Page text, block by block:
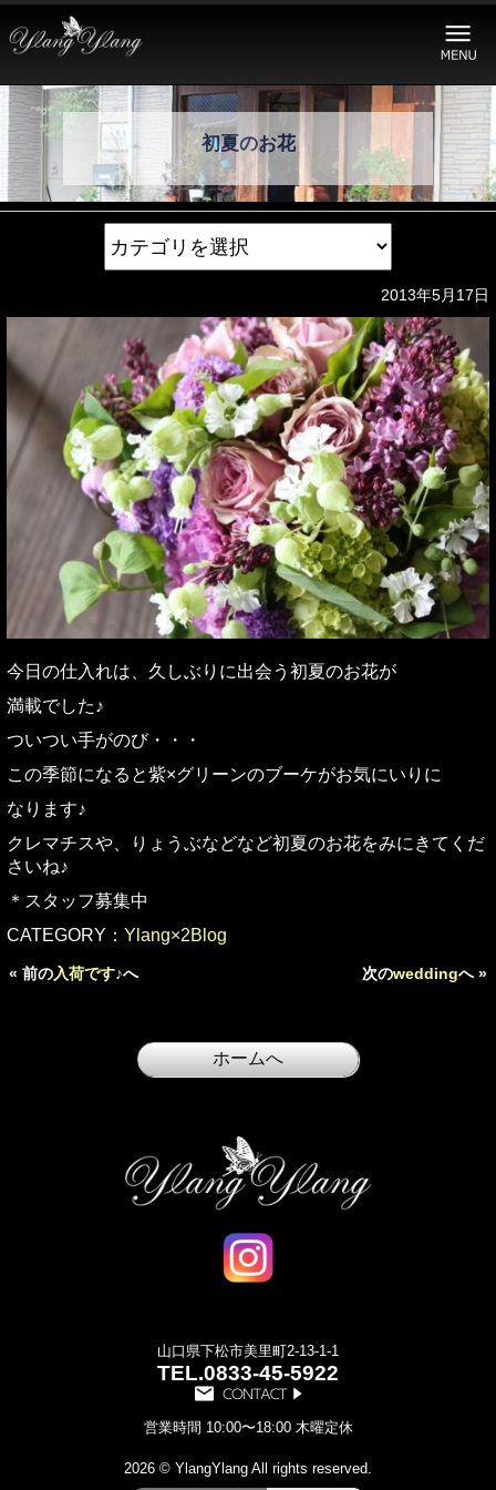
初夏のお花
2013年5月17日
今日の仕入れは、久しぶりに出会う初夏のお花が
満載でした♪
ついつい手がのび・・・
この季節になると紫×グリーンのブーケがお気にいりに
なります♪
クレマチスや、りょうぶなどなど初夏のお花をみにきてくだ
さいね♪
＊スタッフ募集中
CATEGORY： Ylang×2Blog
« 前の入荷です♪へ 次のweddingへ »
山口県下松市美里町2-13-1-1
TEL.0833-45-5922
営業時間 10:00〜18:00 木曜定休
2026 © YlangYlang All rights reserved.